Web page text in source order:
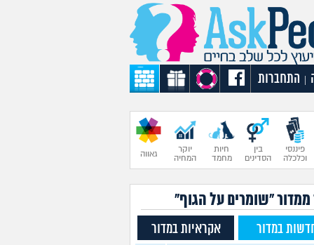
התחברות
פיננסי
וכלכלה
בין
הסדינים
חיות
מחמד
יוקר
המחיה
גאווה
ממדור "שומרים על הגוף"
במדור אקראיות במדור